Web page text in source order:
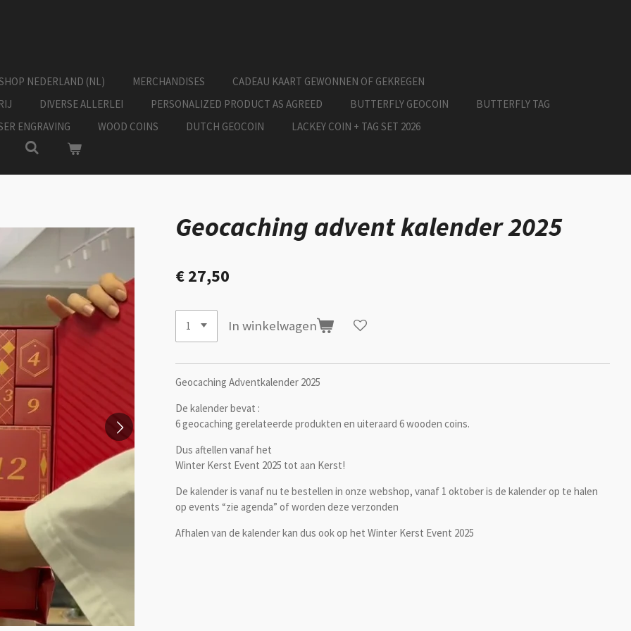
NEDERLAND (NL) MERCHANDISES
CADEAU KAART GEWONNEN OF GEKREGEN
DIVERSE ALLERLEI PERSONALIZED PRODUCT AS AGREED BUTTERFLY GEOCOIN
BUTTERFLY TAG
ENGRAVING WOOD COINS DUTCH GEOCOIN
LACKEY COIN + TAG SET 2026
Geocaching advent kalender 2025
€ 27,50
In winkelwagen
Geocaching Adventkalender 2025
De kalender bevat :
6 geocaching gerelateerde produkten en uiteraard 6 wooden coins.
Dus aftellen vanaf het
Winter Kerst Event 2025 tot aan Kerst!
De kalender is vanaf nu te bestellen in onze webshop, vanaf 1 oktober is de kalender op te halen
op events “zie agenda” of worden deze verzonden
Afhalen van de kalender kan dus ook op het Winter Kerst Event 2025